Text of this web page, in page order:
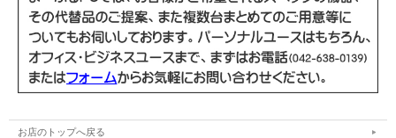
Officeソフト
WPS Office インストール済み(Microsoft
Officeと高い互換性)
付属品
電源ケーブル/ACアダプター、Officeライセ
お店のトップへ戻る